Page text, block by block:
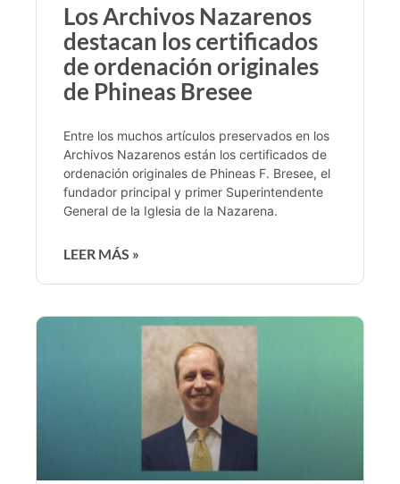
Los Archivos Nazarenos
destacan los certificados
de ordenación originales
de Phineas Bresee
Entre los muchos artículos preservados en los
Archivos Nazarenos están los certificados de
ordenación originales de Phineas F. Bresee, el
fundador principal y primer Superintendente
General de la Iglesia de la Nazarena.
LEER MÁS »